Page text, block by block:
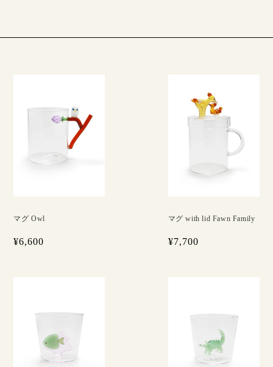
マグ Owl
¥6,600
マグ with lid Fawn Family
¥7,700